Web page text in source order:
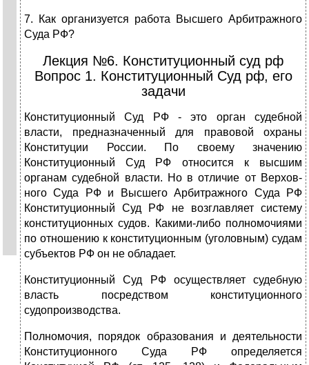
7. Как организуется работа Высшего Арбитражного
Суда РФ?
Лекция №6. Конституционный суд рф
Вопрос 1. Конституционный Суд рф, его
задачи
Конституционный Суд РФ - это орган судеб­ной
власти, предназначенный для правовой охра­ны
Конституции России. По своему значению
Конституционный Суд РФ относится к высшим
органам судебной власти. Но в отличие от Верхов­
ного Суда РФ и Высшего Арбитражного Суда РФ
Конституционный Суд РФ не возглавляет систему
конституционных судов. Какими-либо полномо­чиями
по отношению к конституционным (уго­ловным) судам
субъектов РФ он не обладает.
Конституционный Суд РФ осуществляет су­дебную
власть посредством конституционного
судопроизводства.
Полномочия, порядок образования и деятель­ности
Конституционного Суда РФ определяется